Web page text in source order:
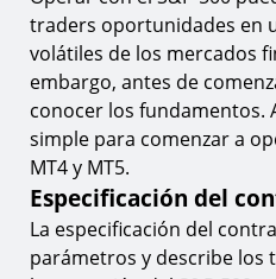
traders oportunidades en
volátiles de los mercados
embargo, antes de
conocer los fundamentos.
simple para comenzar a
MT4 y MT5.
Especificación del
La especificación del
parámetros y describe los